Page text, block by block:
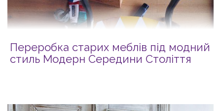
Переробка старих меблів під модний
стиль Модерн Середини Століття